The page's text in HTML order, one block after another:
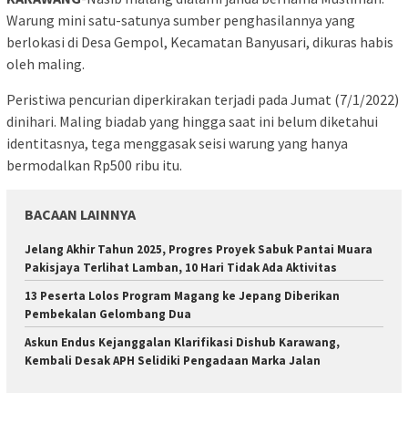
Warung mini satu-satunya sumber penghasilannya yang
berlokasi di Desa Gempol, Kecamatan Banyusari, dikuras habis
oleh maling.
Peristiwa pencurian diperkirakan terjadi pada Jumat (7/1/2022)
dinihari. Maling biadab yang hingga saat ini belum diketahui
identitasnya, tega menggasak seisi warung yang hanya
bermodalkan Rp500 ribu itu.
BACAAN LAINNYA
Jelang Akhir Tahun 2025, Progres Proyek Sabuk Pantai Muara
Pakisjaya Terlihat Lamban, 10 Hari Tidak Ada Aktivitas
13 Peserta Lolos Program Magang ke Jepang Diberikan
Pembekalan Gelombang Dua
Askun Endus Kejanggalan Klarifikasi Dishub Karawang,
Kembali Desak APH Selidiki Pengadaan Marka Jalan